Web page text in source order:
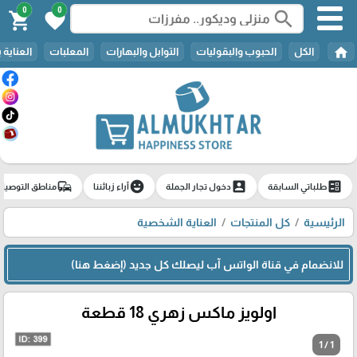
search
0
favorite
0
shopping_cart
home الكل الحبوب والبقوليات التوابل والبهارات المعلبات
ballotطلباتي السابقة account_boxدخول تجار الجملة emoji_emotionsآراء زبائننا commuteمناطق
الرئيسية كل المنتجات العناية الشخصية
للانضمام في قناة الواتس آب ليصلك كل جديد (إضغط هنا)
اولويز ماكس زهري 18 قطعة
1 / 1